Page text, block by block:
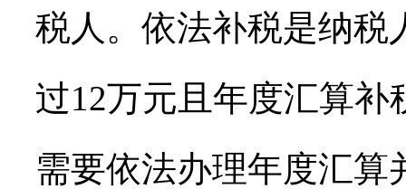
税人。依法补税是纳税
过12万元且年度汇算补
需要依法办理年度汇算